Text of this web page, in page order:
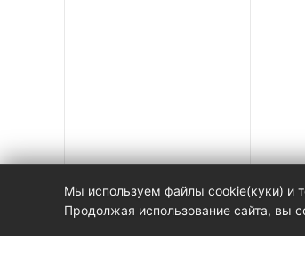
Мы используем файлы cookie(куки) и
Продолжая использование сайта, вы